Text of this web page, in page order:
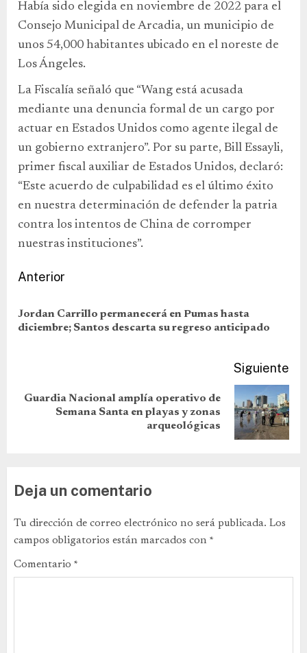
Había sido elegida en noviembre de 2022 para el
Consejo Municipal de Arcadia, un municipio de
unos 54,000 habitantes ubicado en el noreste de
Los Ángeles.
La Fiscalía señaló que “Wang está acusada
mediante una denuncia formal de un cargo por
actuar en Estados Unidos como agente ilegal de
un gobierno extranjero”. Por su parte, Bill Essayli,
primer fiscal auxiliar de Estados Unidos, declaró:
“Este acuerdo de culpabilidad es el último éxito
en nuestra determinación de defender la patria
contra los intentos de China de corromper
nuestras instituciones”.
Anterior
Jordan Carrillo permanecerá en Pumas hasta
diciembre; Santos descarta su regreso anticipado
Siguiente
Guardia Nacional amplía operativo de
Semana Santa en playas y zonas
arqueológicas
Deja un comentario
Tu dirección de correo electrónico no será publicada. Los
campos obligatorios están marcados con *
Comentario *